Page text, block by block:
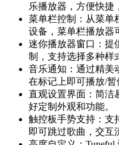
乐播放器，方便快捷
菜单栏控制：从菜单
设备，菜单栏播放器
迷你播放器窗口：提
制，支持选择多种样
音乐通知：通过精美
在标记上即可播放/暂
直观设置界面：简洁
好定制外观和功能。
触控板手势支持：支
即可跳过歌曲，交互